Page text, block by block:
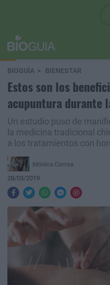
BIOGUÍA BIENESTAR
Estos son los
acupuntura durante
Un estudio puso de
la medicina tradicional
a los tratamientos con
Mónica Correa
28/03/2019